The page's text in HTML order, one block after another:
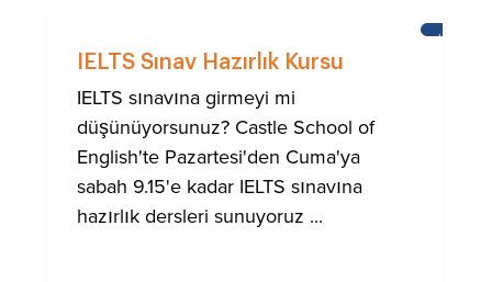
IELTS Sınav Hazırlık Kursu
IELTS sınavına girmeyi mi
düşünüyorsunuz? Castle School of
English'te Pazartesi'den Cuma'ya
sabah 9.15'e kadar IELTS sınavına
hazırlık dersleri sunuyoruz ...